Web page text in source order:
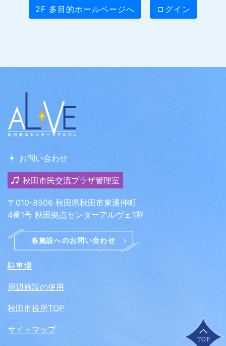
2F 多目的ホールページへ ログイン
お問い合わせ
秋田市民交流プラザ管理室
〒010-8506 秋田県秋田市東通仲町
4番1号 秋田拠点センターアルヴェ1階
駐車場
周辺施設の使用
秋田市役所TOP
サイトマップ